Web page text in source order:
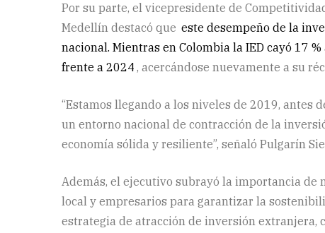
Por su parte, el vicepresidente de
Medellín destacó que este desempeño de la
nacional. Mientras en Colombia la IED cayó 17
frente a 2024 , acercándose nuevamente a su
“Estamos llegando a los niveles de 2019, antes
un entorno nacional de contracción de la
economía sólida y resiliente”, señaló Pulgarín
Además, el ejecutivo subrayó la importancia
local y empresarios para garantizar la
estrategia de atracción de inversión extranjera,